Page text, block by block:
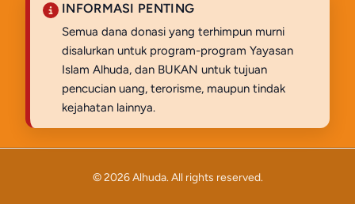
INFORMASI PENTING
Semua dana donasi yang terhimpun murni
disalurkan untuk program-program Yayasan
Islam Alhuda, dan BUKAN untuk tujuan
pencucian uang, terorisme, maupun tindak
kejahatan lainnya.
© 2026 Alhuda. All rights reserved.